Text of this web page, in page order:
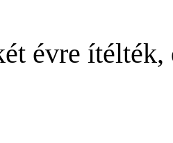
évre ítélték,